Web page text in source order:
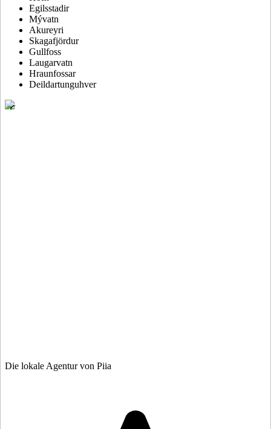
Egilsstadir
Mývatn
Akureyri
Skagafjördur
Gullfoss
Laugarvatn
Hraunfossar
Deildartunguhver
Die lokale Agentur von Piia